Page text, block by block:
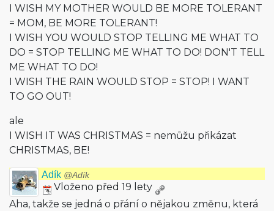
I WISH MY MOTHER WOULD BE MORE TOLERANT
= MOM, BE MORE TOLERANT!
I WISH YOU WOULD STOP TELLING ME WHAT TO
DO = STOP TELLING ME WHAT TO DO! DON'T TELL
ME WHAT TO DO!
I WISH THE RAIN WOULD STOP = STOP! I WANT
TO GO OUT!
ale
I WISH IT WAS CHRISTMAS = nemůžu přikázat
CHRISTMAS, BE!
Adík @Adík
Vloženo před 19 lety
Aha, takže se jedná o přání o nějakou změnu, která